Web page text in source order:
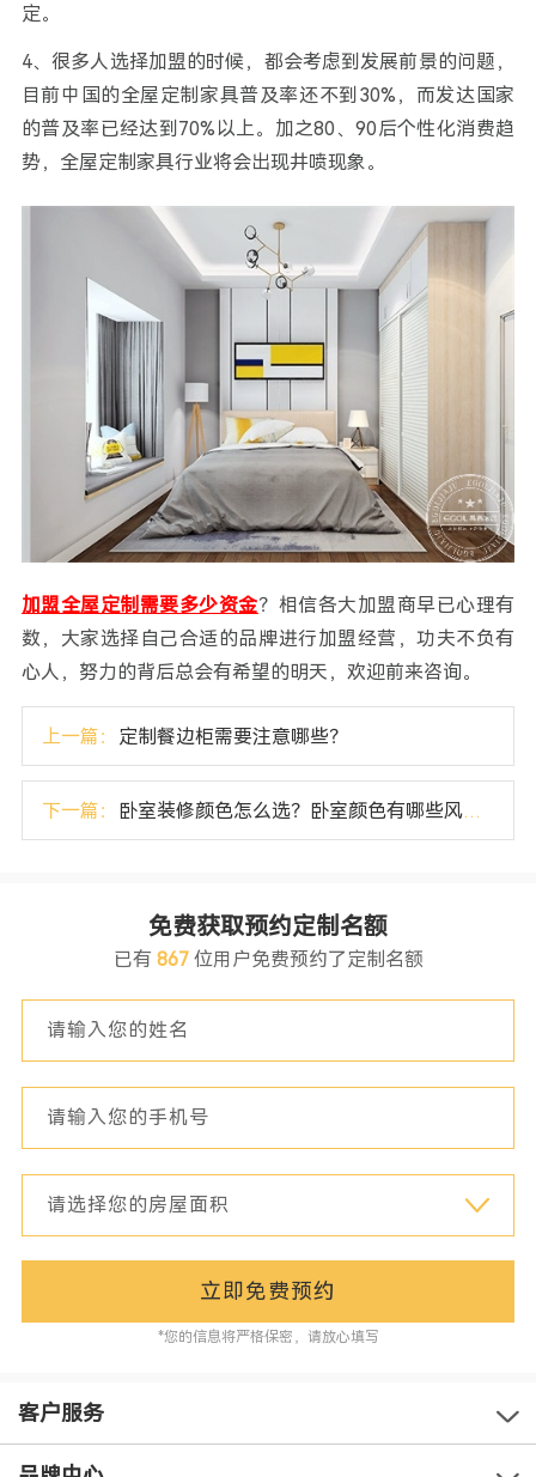
定。
4、很多人选择加盟的时候，都会考虑到发展前景的问题，
目前中国的全屋定制家具普及率还不到30%，而发达国家
的普及率已经达到70%以上。加之80、90后个性化消费趋
势，全屋定制家具行业将会出现井喷现象。
加盟全屋定制需要多少资金？相信各大加盟商早已心理有
数，大家选择自己合适的品牌进行加盟经营，功夫不负有
心人，努力的背后总会有希望的明天，欢迎前来咨询。
上一篇： 定制餐边柜需要注意哪些？
下一篇： 卧室装修颜色怎么选？卧室颜色有哪些风水要注意？
免费获取预约定制名额
已有 867位用户免费预约了定制名额
立即免费预约
*您的信息将严格保密，请放心填写
客户服务